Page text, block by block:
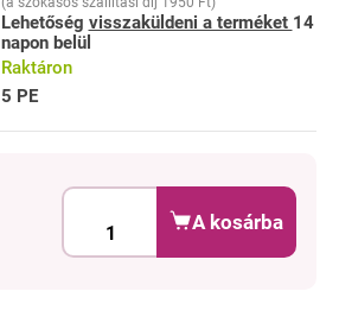
Lehetőség visszaküldeni a terméket 14
napon belül
Raktáron
5 PE
A kosárba